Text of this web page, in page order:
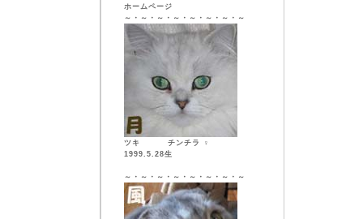
ホームページ
～・～・～・～・～・～・～・～
ツキ チンチラ ♀
1999.5.28生
～・～・～・～・～・～・～・～